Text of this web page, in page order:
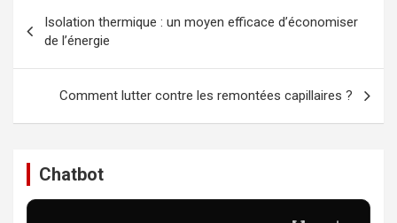
de
l’article
Isolation thermique : un moyen efficace d’économiser
de l’énergie
Comment lutter contre les remontées capillaires ?
Chatbot